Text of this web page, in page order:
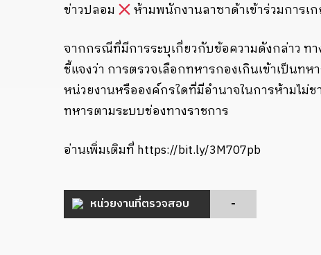
ข่าวปลอม
ห้ามพนักงานลาซาด้าเข้าร่วมการเ
จากกรณีที่มีการระบุเกี่ยวกับข้อความดังกล่าว ท
ชี้แจงว่า การตรวจเลือกทหารกองเกินเข้าเป็นท
หน่วยงานหรือองค์กรใดที่มีอำนาจในการห้ามไม่
ทหารตามระบบช่องทางราชการ
อ่านเพิ่มเติมที่ https://bit.ly/3M707pb
หน่วยงานที่ตรวจสอบ -